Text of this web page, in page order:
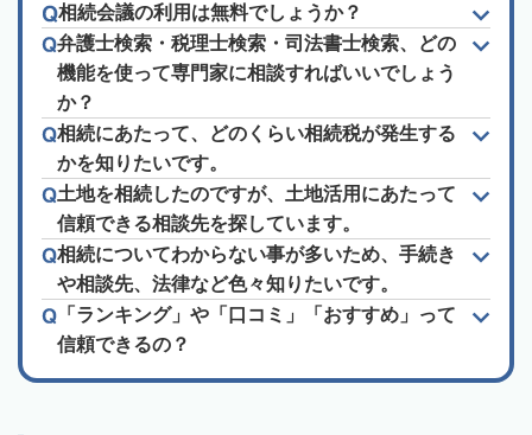
相続会議の利用は無料でしょうか？
弁護士検索・税理士検索・司法書士検索、どの
機能を使って専門家に相談すればいいでしょう
か？
相続にあたって、どのくらい相続税が発生する
かを知りたいです。
土地を相続したのですが、土地活用にあたって
信頼できる相談先を探しています。
相続についてわからない事が多いため、手続き
や相談先、法律など色々知りたいです。
「ランキング」や「口コミ」「おすすめ」って
信頼できるの？